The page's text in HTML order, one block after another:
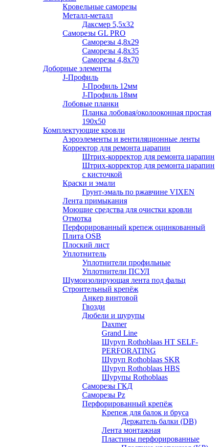
Кровельные саморезы
Металл-металл
Даксмер 5,5х32
Саморезы GL PRO
Сaморезы 4,8х29
Сaморезы 4,8х35
Сaморезы 4,8х70
Доборные элементы
J-Профиль
J-Профиль 12мм
J-Профиль 18мм
Лобовые планки
Планка лобовая/околооконная простая
190х50
Комплектующие кровли
Аэроэлементы и вентиляционные ленты
Корректор для ремонта царапин
Штрих-корректор для ремонта царапин
Штрих-корректор для ремонта царапин
с кисточкой
Краски и эмали
Грунт-эмаль по ржавчине VIXEN
Лента примыкания
Моющие средства для очистки кровли
Отмотка
Перфорированный крепеж оцинкованный
Плита OSB
Плоский лист
Уплотнитель
Уплотнители профильные
Уплотнители ПСУЛ
Шумоизолирующая лента под фальц
Строительный крепёж
Анкер винтовой
Гвозди
Дюбели и шурупы
Daxmer
Grand Line
Шуруп Rothoblaas HT SELF-
PERFORATING
Шуруп Rothoblaas SKR
Шуруп Rothoblaas НВS
Шурупы Rothoblaas
Саморeзы ГКД
Саморезы Pz
Перфорированный крепёж
Крепеж для балок и бруса
Держатель балки (DB)
Лента монтажнaя
Пластины перфорированные